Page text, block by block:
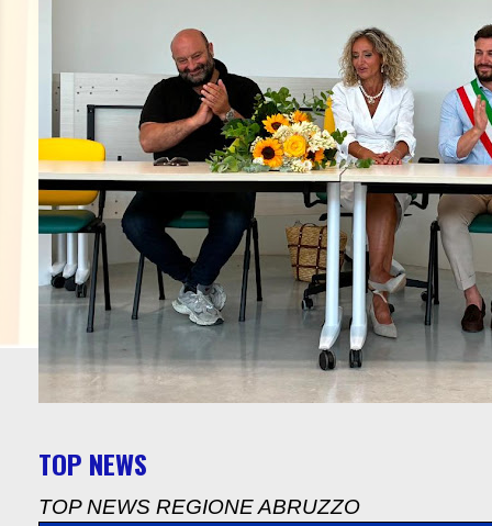
TOP NEWS
TOP NEWS REGIONE ABRUZZO